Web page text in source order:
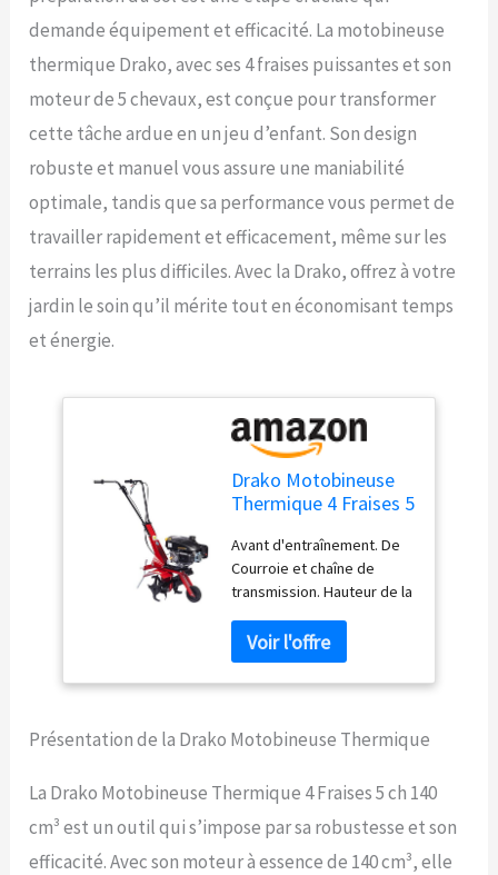
demande équipement et efficacité. La motobineuse
thermique Drako, avec ses 4 fraises puissantes et son
moteur de 5 chevaux, est conçue pour transformer
cette tâche ardue en un jeu d’enfant. Son design
robuste et manuel vous assure une maniabilité
optimale, tandis que sa performance vous permet de
travailler rapidement et efficacement, même sur les
terrains les plus difficiles. Avec la Drako, offrez à votre
jardin le soin qu’il mérite tout en économisant temps
et énergie.
Drako Motobineuse
Thermique 4 Fraises 5
de Sol Rouge Métal
Manuel
Avant d'entraînement. De
Courroie et chaîne de
transmission. Hauteur de la
Défonceuse. Poids : 28 kg.
Présentation de la Drako Motobineuse Thermique
La Drako Motobineuse Thermique 4 Fraises 5 ch 140
cm³ est un outil qui s’impose par sa robustesse et son
efficacité. Avec son moteur à essence de 140 cm³, elle